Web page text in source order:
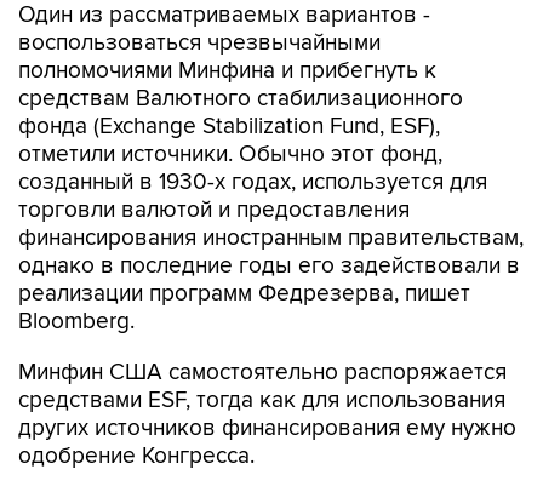
Один из рассматриваемых вариантов -
воспользоваться чрезвычайными
полномочиями Минфина и прибегнуть к
средствам Валютного стабилизационного
фонда (Exchange Stabilization Fund, ESF),
отметили источники. Обычно этот фонд,
созданный в 1930-х годах, используется для
торговли валютой и предоставления
финансирования иностранным правительствам,
однако в последние годы его задействовали в
реализации программ Федрезерва, пишет
Bloomberg.
Минфин США самостоятельно распоряжается
средствами ESF, тогда как для использования
других источников финансирования ему нужно
одобрение Конгресса.